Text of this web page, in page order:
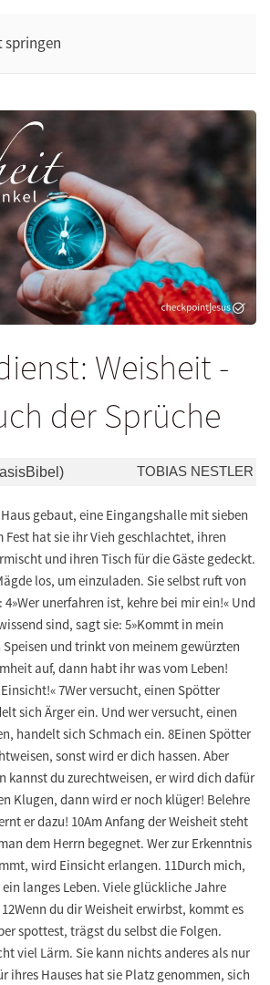
Weisheit -
der Sprüche
TOBIAS NESTLER
gebaut, eine Eingangshalle mit sieben
hat sie ihr Vieh geschlachtet, ihren
und ihren Tisch für die Gäste gedeckt.
los, um einzuladen. Sie selbst ruft von
unerfahren ist, kehre bei mir ein!« Und
sind, sagt sie: 5»Kommt in mein
Speisen und trinkt von meinem gewürzten
auf, dann habt ihr was vom Leben!
7Wer versucht, einen Spötter
sich Ärger ein. Und wer versucht, einen
handelt sich Schmach ein. 8Einen Spötter
sonst wird er dich hassen. Aber
kannst du zurechtweisen, er wird dich dafür
Klugen, dann wird er noch klüger! Belehre
er dazu! 10Am Anfang der Weisheit steht
dem Herrn begegnet. Wer zur Erkenntnis
wird Einsicht erlangen. 11Durch mich,
langes Leben. Viele glückliche Jahre
du dir Weisheit erwirbst, kommt es
spottest, trägst du selbst die Folgen.
viel Lärm. Sie kann nichts anderes als nur
ihres Hauses hat sie Platz genommen, sich